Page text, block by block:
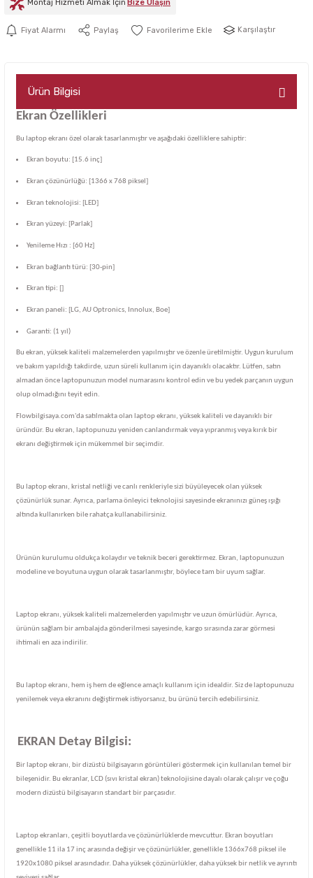
Montaj Hizmeti Almak İçin Bize Ulaşın
Fiyat Alarmı Paylaş Karşılaştır
Ürün Bilgisi
Ekran Özellikleri
Bu laptop ekranı özel olarak tasarlanmıştır ve aşağıdaki özelliklere sahiptir:
Ekran boyutu: [15.6 inç]
Ekran çözünürlüğü: [1366 x 768 piksel]
Ekran teknolojisi: [LED]
Ekran yüzeyi: [Parlak]
Yenileme Hızı : [60 Hz]
Ekran bağlantı türü: [30-pin]
Ekran tipi: []
Ekran paneli: [LG, AU Optronics, Innolux, Boe]
Garanti: (1 yıl)
Bu ekran, yüksek kaliteli malzemelerden yapılmıştır ve özenle üretilmiştir. Uygun kurulum
ve bakım yapıldığı takdirde, uzun süreli kullanım için dayanıklı olacaktır. Lütfen, satın
almadan önce laptopunuzun model numarasını kontrol edin ve bu yedek parçanın uygun
olup olmadığını teyit edin.
Flowbilgisaya.com'da satılmakta olan laptop ekranı, yüksek kaliteli ve dayanıklı bir
üründür. Bu ekran, laptopunuzu yeniden canlandırmak veya yıpranmış veya kırık bir
ekranı değiştirmek için mükemmel bir seçimdir.
Bu laptop ekranı, kristal netliği ve canlı renkleriyle sizi büyüleyecek olan yüksek
çözünürlük sunar. Ayrıca, parlama önleyici teknolojisi sayesinde ekranınızı güneş ışığı
altında kullanırken bile rahatça kullanabilirsiniz.
Ürünün kurulumu oldukça kolaydır ve teknik beceri gerektirmez. Ekran, laptopunuzun
modeline ve boyutuna uygun olarak tasarlanmıştır, böylece tam bir uyum sağlar.
Laptop ekranı, yüksek kaliteli malzemelerden yapılmıştır ve uzun ömürlüdür. Ayrıca,
ürünün sağlam bir ambalajda gönderilmesi sayesinde, kargo sırasında zarar görmesi
ihtimali en aza indirilir.
Bu laptop ekranı, hem iş hem de eğlence amaçlı kullanım için idealdir. Siz de laptopunuzu
yenilemek veya ekranını değiştirmek istiyorsanız, bu ürünü tercih edebilirsiniz.
EKRAN Detay Bilgisi:
Bir laptop ekranı, bir dizüstü bilgisayarın görüntüleri göstermek için kullanılan temel bir
bileşenidir. Bu ekranlar, LCD (sıvı kristal ekran) teknolojisine dayalı olarak çalışır ve çoğu
modern dizüstü bilgisayarın standart bir parçasıdır.
Laptop ekranları, çeşitli boyutlarda ve çözünürlüklerde mevcuttur. Ekran boyutları
genellikle 11 ila 17 inç arasında değişir ve çözünürlükler, genellikle 1366x768 piksel ile
1920x1080 piksel arasındadır. Daha yüksek çözünürlükler, daha yüksek bir netlik ve ayrıntı